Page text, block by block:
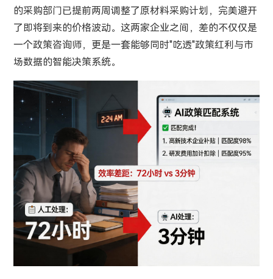
的采购部门已提前两周调整了原材料采购计划，完美避开
了即将到来的价格波动。这两家企业之间，差的不仅仅是
一个政策咨询师，更是一套能够同时"吃透"政策红利与市
场数据的智能决策系统。